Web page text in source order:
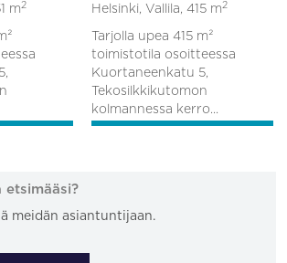
m2
Helsinki, Vallila, 415 m2
Tarjolla upea 415 m²
toimistotila osoitteessa
Kuortaneenkatu 5,
Tekosilkkikutomon
kolmannessa kerro...
etsimääsi?
meidän asiantuntijaan.